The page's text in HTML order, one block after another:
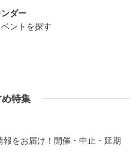
ダー
ントを探す
特集
をお届け！開催・中止・延期